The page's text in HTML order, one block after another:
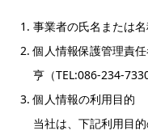
事業者の氏名または
個人情報保護管理責
亨（TEL:086-234-7330
個人情報の利用目的
当社は、下記利用目